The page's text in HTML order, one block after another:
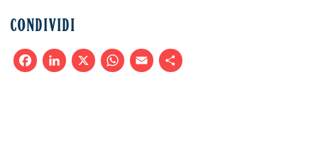
CONDIVIDI